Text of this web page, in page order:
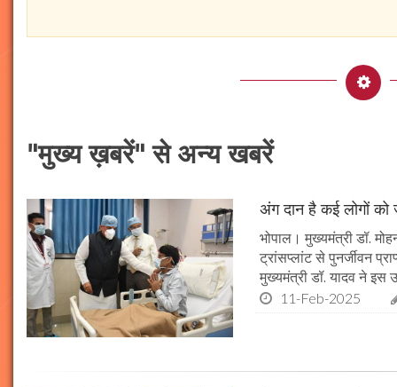
"मुख्य ख़बरें" से अन्य खबरें
अंग दान है कई लोगों को
भोपाल। मुख्यमंत्री डॉ.
ट्रांसप्लांट से पुनर्जीवन
मुख्यमंत्री डॉ. यादव ने इस
11-Feb-2025